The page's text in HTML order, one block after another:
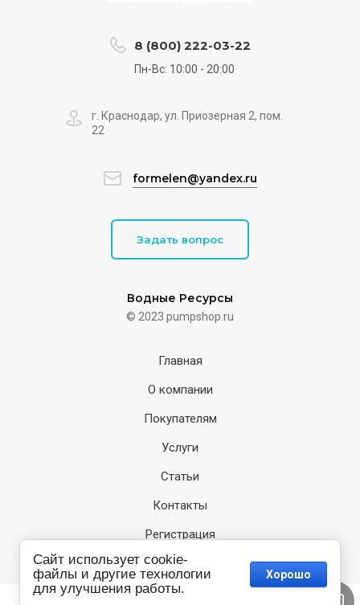
Водные Ресурсы
© 2023 pumpshop.ru
8 (800) 222-03-22
Пн-Вс: 10:00 - 20:00
г. Краснодар, ул. Приозерная 2, пом.
22
formelen@yandex.ru
Задать вопрос
Главная
О компании
Покупателям
Услуги
Статьи
Контакты
Регистрация
Сайт использует cookie-
файлы и другие технологии
для улучшения работы.
Хорошо